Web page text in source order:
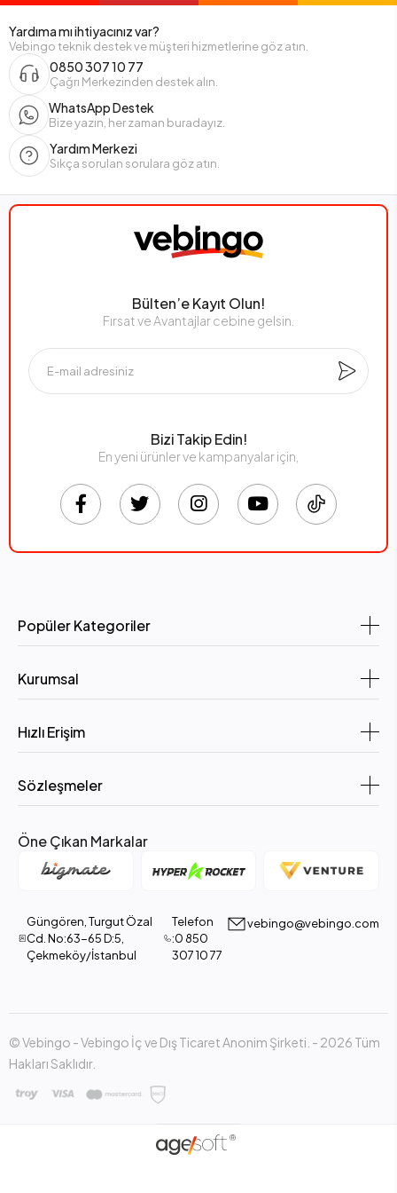
Yardıma mı ihtiyacınız var?
Vebingo teknik destek ve müşteri hizmetlerine göz atın.
0850 307 10 77
Çağrı Merkezinden destek alın.
WhatsApp Destek
Bize yazın, her zaman buradayız.
Yardım Merkezi
Sıkça sorulan sorulara göz atın.
Bülten’e Kayıt Olun!
Fırsat ve Avantajlar cebine gelsin.
Bizi Takip Edin!
En yeni ürünler ve kampanyalar için,
Popüler Kategoriler
Kurumsal
Hızlı Erişim
Sözleşmeler
Öne Çıkan Markalar
Güngören, Turgut Özal
Cd. No:63-65 D:5,
Çekmeköy/İstanbul
Telefon
:0 850
307 10 77
vebingo@vebingo.com
© Vebingo - Vebingo İç ve Dış Ticaret Anonim Şirketi. - 2026 Tüm
Hakları Saklıdır.